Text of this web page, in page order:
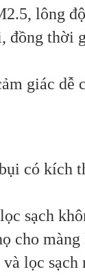
lông
đồng thời
giác
có kích
sạch
cho màng
lọc